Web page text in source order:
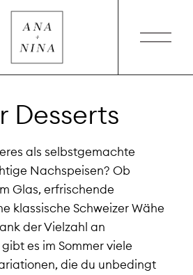
Desserts
als selbstgemachte
Nachspeisen? Ob
Glas, erfrischende
klassische Schweizer Wähe
der Vielzahl an
es im Sommer viele
die du unbedingt